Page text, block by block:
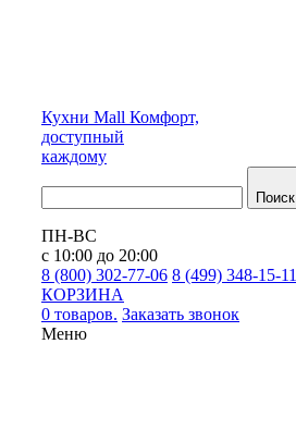
Кухни Mall Комфорт,
доступный
каждому
Поиск
ПН-ВС
с 10:00 до 20:00
8 (800) 302-77-06 8 (499) 348-15-11
КОРЗИНА
0 товаров. Заказать звонок
Меню